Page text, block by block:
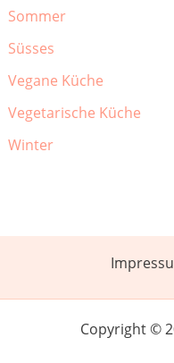
Sommer
Süsses
Vegane Küche
Vegetarische Küche
Winter
Copyright ©